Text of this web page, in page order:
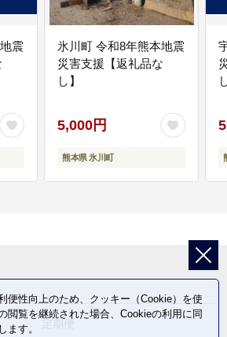
震
氷川町 令和8年熊本地震
災害支援【返礼品な
し】
5,000円
熊本県 氷川町
便性向上のため、クッキー（Cookie）を使
閲覧を継続された場合、Cookieの利用に同
ます。